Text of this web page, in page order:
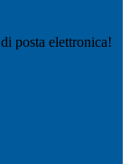
posta elettronica!